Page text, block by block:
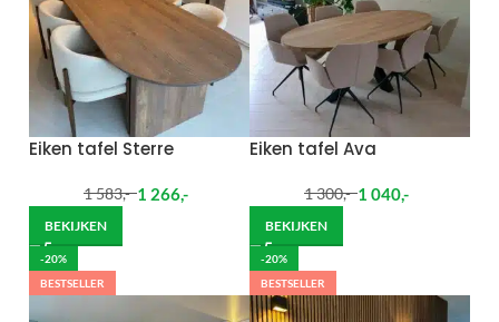
Eiken tafel Sterre
1 583,- 1 266,-
BEKIJKEN
Eiken tafel Ava
1 300,- 1 040,-
BEKIJKEN
-20%
BESTSELLER
-20%
BESTSELLER